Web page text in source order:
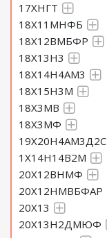
17ХНГТ
18Х11МНФБ
18Х12ВМБФР
18Х13Н3
18Х14Н4АМ3
18Х15Н3М
18Х3МВ
18Х3МФ
19Х20Н4АМ3Д2С
1Х14Н14В2М
20Х12ВНМФ
20Х12НМВБФАР
20Х13
20Х13Н2ДМЮФ